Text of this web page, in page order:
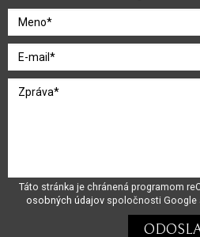
Táto stránka je chránená programom
osobných údajov spoločnosti Google